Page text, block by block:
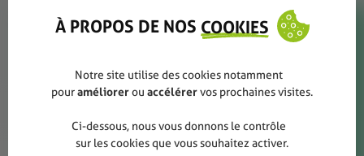
Qui sommes-nous ?
Rapports annuels
Contact
Presse
À PROPOS DE NOS COOKIES
Notre site utilise des cookies notamment
pouraméliorerou accélérervos prochaines visites.
Ci-dessous, nous vous donnons le contrôle
sur les cookies que vous souhaitez activer.